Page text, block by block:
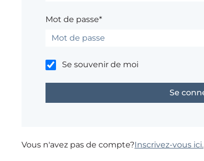
Mot de passe*
Se souvenir de moi
Vous n'avez pas de compte?Inscrivez-vous ici.